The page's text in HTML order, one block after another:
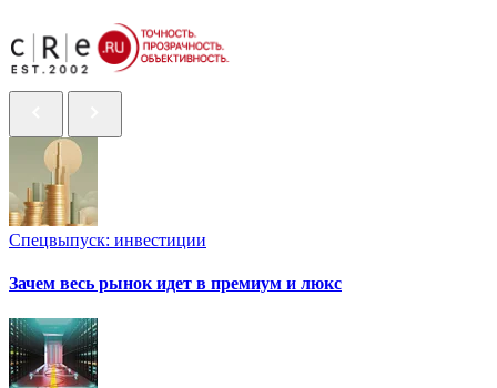
Спецвыпуск: инвестиции
Зачем весь рынок идет в премиум и люкс